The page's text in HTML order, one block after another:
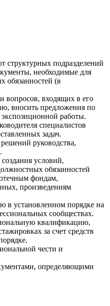
структурных подразделений
необходимые для
обязанностей (в
вопросов, входящих в его
вносить предложения по
работы.
специалистов
задач.
руководства,
условий,
обязанностей
фондам,
произведениям
в установленном порядке на
сообществах.
квалификацию,
за счет средств
чести и
определяющими